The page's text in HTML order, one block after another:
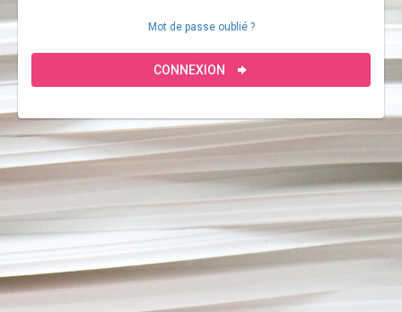
Mot de passe oublié ?
CONNEXION